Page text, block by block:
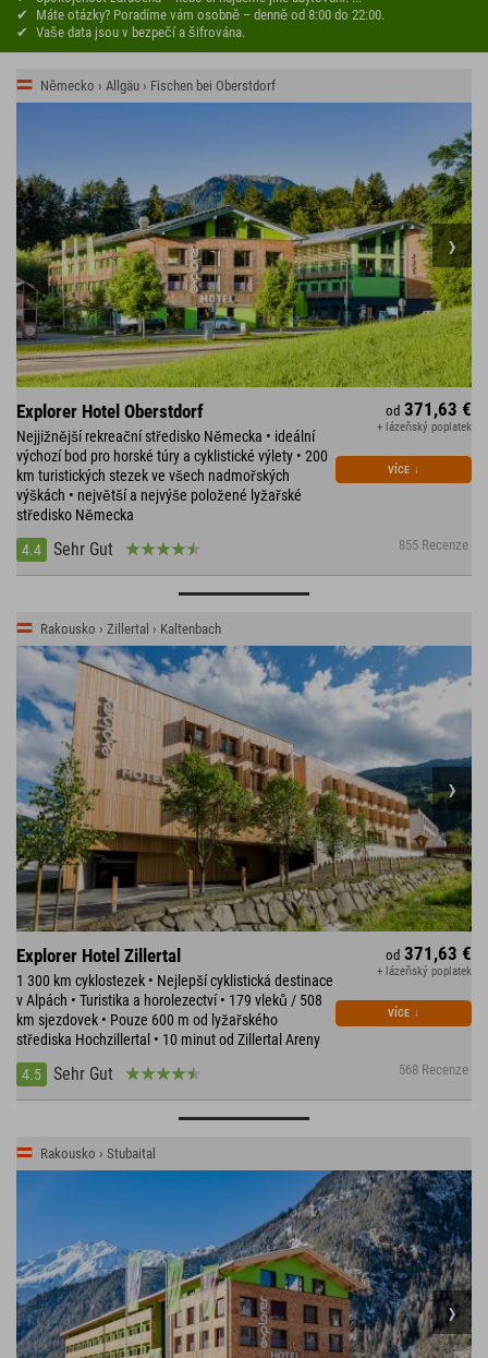
Máte otázky? Poradíme vám osobně – denně od 8:00 do 22:00.
Vaše data jsou v bezpečí a šifrována.
Německo › Allgäu › Fischen bei Oberstdorf
Explorer Hotel Oberstdorf
Nejjižnější rekreační středisko Německa • ideální
výchozí bod pro horské túry a cyklistické výlety • 200
km turistických stezek ve všech nadmořských
výškách • největší a nejvýše položené lyžařské
středisko Německa
4.4
Sehr Gut 855 Recenze
od 371,63 €
+ lázeňský poplatek
VÍCE ↓
Rakousko › Zillertal › Kaltenbach
Explorer Hotel Zillertal
1 300 km cyklostezek • Nejlepší cyklistická destinace
v Alpách • Turistika a horolezectví • 179 vleků / 508
km sjezdovek • Pouze 600 m od lyžařského
střediska Hochzillertal • 10 minut od Zillertal Areny
4.5
Sehr Gut 568 Recenze
od 371,63 €
+ lázeňský poplatek
VÍCE ↓
Rakousko › Stubaital